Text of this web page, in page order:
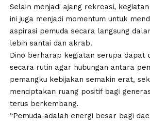
Selain menjadi ajang rekreasi, kegiatan
ini juga menjadi momentum untuk
aspirasi pemuda secara langsung
lebih santai dan akrab.
Dino berharap kegiatan serupa dapat
secara rutin agar hubungan antara
pemangku kebijakan semakin erat,
menciptakan ruang positif bagi
terus berkembang.
“Pemuda adalah energi besar bagi